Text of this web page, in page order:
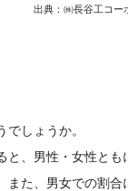
出典：㈱長谷工コー
しょうか。
、男性・女性と
た、男女での割